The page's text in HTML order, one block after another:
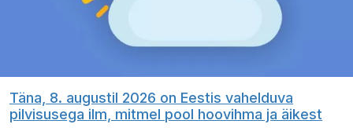
Täna, 8. augustil 2026 on Eestis vahelduva
pilvisusega ilm, mitmel pool hoovihma ja äikest